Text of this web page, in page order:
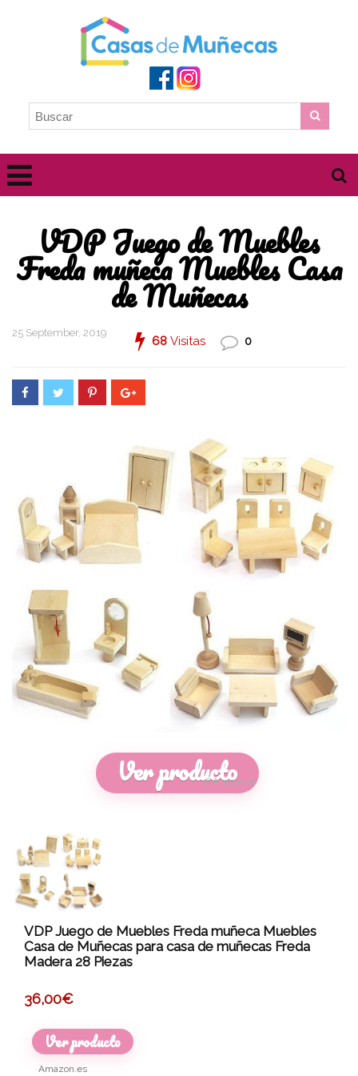
VDP Juego de Muebles
Freda muñeca Muebles Casa
de Muñecas
25 September, 2019
68 Visitas 0
Ver producto
@Amazon.es
VDP Juego de Muebles Freda muñeca Muebles
Casa de Muñecas para casa de muñecas Freda
Madera 28 Piezas
36,00€
Ver producto
Amazon.es